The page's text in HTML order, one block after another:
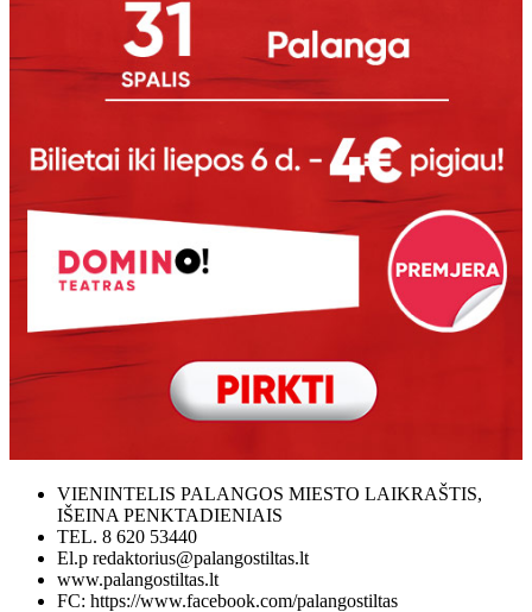
VIENINTELIS PALANGOS MIESTO LAIKRAŠTIS,
IŠEINA PENKTADIENIAIS
TEL. 8 620 53440
El.p redaktorius@palangostiltas.lt
www.palangostiltas.lt
FC: https://www.facebook.com/palangostiltas